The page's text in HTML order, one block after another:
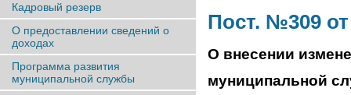
Кадровый резерв
О предоставлении сведений о
доходах
Программа развития
муниципальной службы
Пост. №309 от
О внесении
муниципальной